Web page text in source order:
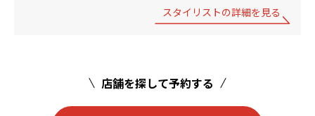
スタイリストの詳細を見る
店舗を探して予約する